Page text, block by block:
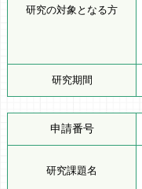
研究の対象となる方
研究期間
申請番号
研究課題名